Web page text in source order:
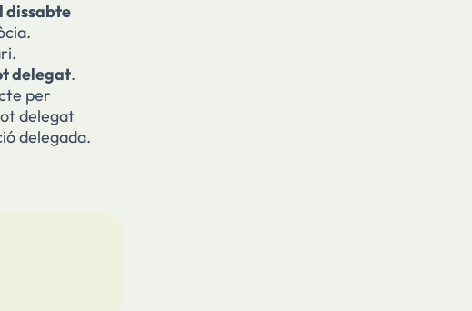
dissabte
delegat.
per
delegat
delegada.